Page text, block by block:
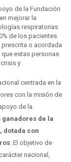
de la Fundación
mejorar la
respiratorias
de los pacientes
o acordada
estas personas
y
centrada en la
con la misión de
de la
de la
dotada con
. El objetivo de
nacional,